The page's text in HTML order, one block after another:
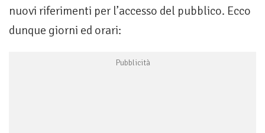
nuovi riferimenti per l’accesso del pubblico. Ecco
dunque giorni ed orari: